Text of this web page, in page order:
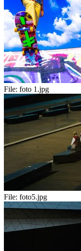
File: foto 1.jpg
File: foto5.jpg